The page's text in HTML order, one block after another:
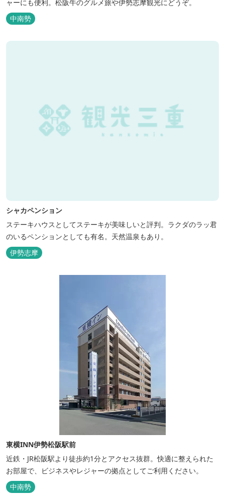
ャーにも便利。松阪牛のグルメ旅や伊勢志摩観光にどうぞ。
中南勢
シャカペンション
ステーキハウスとしてステーキが美味しいと評判。ラクダのラッ君
のいるペンションとしても有名。天然温泉もあり。
伊勢志摩
東横INN伊勢松阪駅前
近鉄・JR松阪駅より徒歩約1分とアクセス抜群。快適に整えられた
お部屋で、ビジネスやレジャーの拠点としてご利用ください。
中南勢